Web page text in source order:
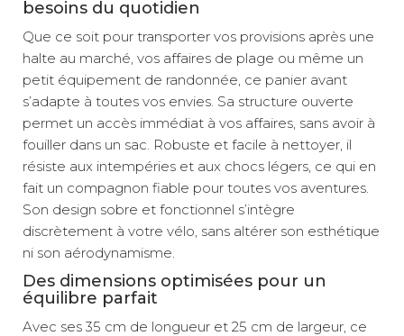
besoins du quotidien
Que ce soit pour transporter vos provisions après une
halte au marché, vos affaires de plage ou même un
petit équipement de randonnée, ce panier avant
s’adapte à toutes vos envies. Sa structure ouverte
permet un accès immédiat à vos affaires, sans avoir à
fouiller dans un sac. Robuste et facile à nettoyer, il
résiste aux intempéries et aux chocs légers, ce qui en
fait un compagnon fiable pour toutes vos aventures.
Son design sobre et fonctionnel s’intègre
discrètement à votre vélo, sans altérer son esthétique
ni son aérodynamisme.
Des dimensions optimisées pour un
équilibre parfait
Avec ses 35 cm de longueur et 25 cm de largeur, ce